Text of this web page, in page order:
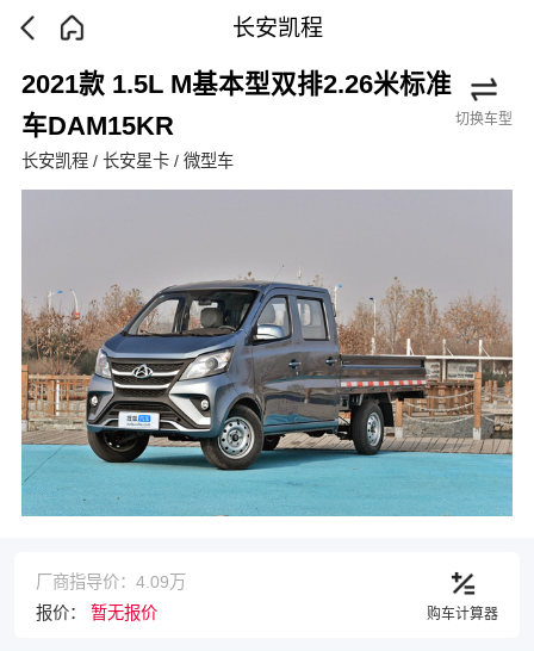
长安凯程
2021款 1.5L M基本型双排2.26米标准
车DAM15KR
长安凯程 / 长安星卡 / 微型车
切换车型
厂商指导价：4.09万
报价： 暂无报价 购车计算器